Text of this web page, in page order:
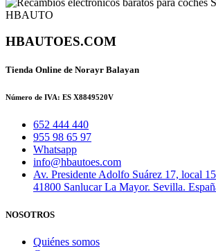
HBAUTOES.COM
Tienda Online de Norayr Balayan
Número de IVA: ES X8849520V
652 444 440
955 98 65 97
Whatsapp
info@hbautoes.com
Av. Presidente Adolfo Suárez 17, local
41800 Sanlucar La Mayor. Sevilla.
NOSOTROS
Quiénes somos